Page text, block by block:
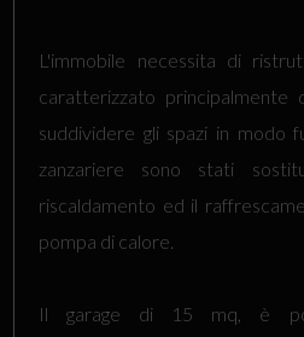
L'immobile necessita di
caratterizzato principalmente
suddividere gli spazi in modo
zanzariere sono stati
riscaldamento ed il
pompa di calore.
Il garage di 15 mq, è